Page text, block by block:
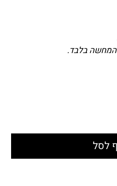
בלבד.
לסל